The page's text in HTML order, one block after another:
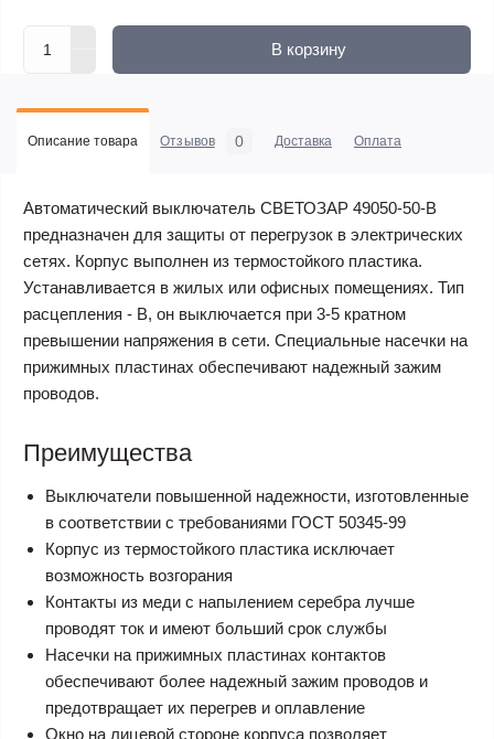
В корзину
Описание товара Отзывов 0 Доставка Оплата
Автоматический выключатель СВЕТОЗАР 49050-50-B
предназначен для защиты от перегрузок в электрических
сетях. Корпус выполнен из термостойкого пластика.
Устанавливается в жилых или офисных помещениях. Тип
расцепления - В, он выключается при 3-5 кратном
превышении напряжения в сети. Специальные насечки на
прижимных пластинах обеспечивают надежный зажим
проводов.
Преимущества
Выключатели повышенной надежности, изготовленные
в соответствии с требованиями ГОСТ 50345-99
Корпус из термостойкого пластика исключает
возможность возгорания
Контакты из меди с напылением серебра лучше
проводят ток и имеют больший срок службы
Насечки на прижимных пластинах контактов
обеспечивают более надежный зажим проводов и
предотвращает их перегрев и оплавление
Окно на лицевой стороне корпуса позволяет